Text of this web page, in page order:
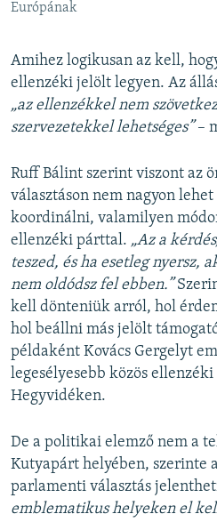
Európának
Amihez logikusan az kell,
ellenzéki jelölt legyen. Az
„az ellenzékkel nem
szervezetekkel lehetséges”–
Ruff Bálint szerint viszont az
választáson nem nagyon
koordinálni, valamilyen
ellenzéki párttal. „Az a
teszed, és ha esetleg nyersz,
nem oldódsz fel ebben.”
kell dönteniük arról, hol
hol beállni más jelölt
példaként Kovács Gergelyt
legesélyesebb közös
Hegyvidéken.
De a politikai elemző nem a
Kutyapárt helyében, szerinte
parlamenti választás
emblematikus helyeken el